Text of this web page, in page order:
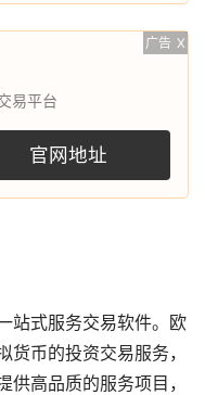
广告 X
易平台
官网地址
站式服务交易软件。欧
币的投资交易服务，
高品质的服务项目，